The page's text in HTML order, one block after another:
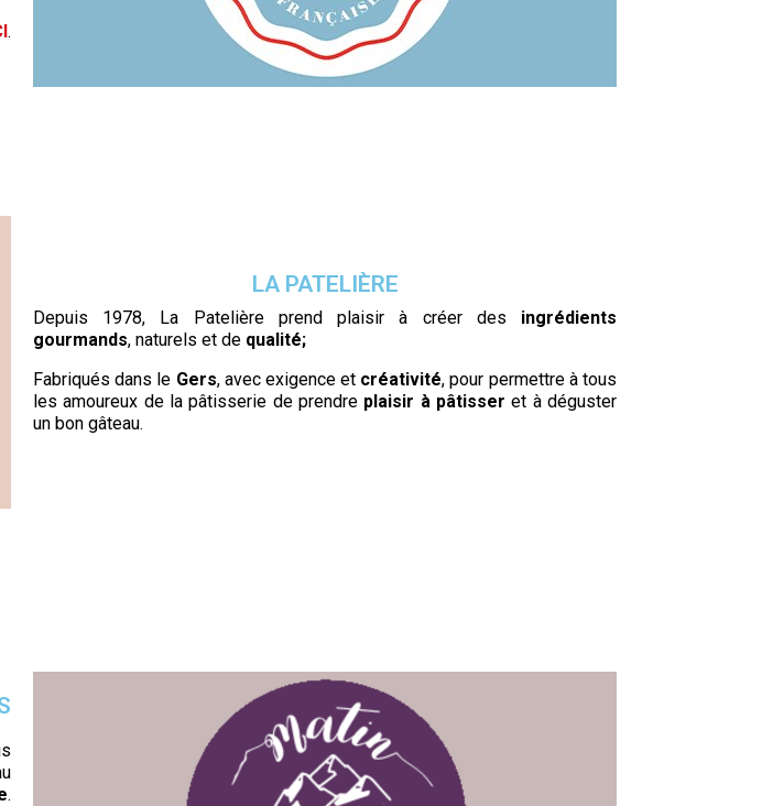
.
.
LA PATELIÈRE
Depuis 1978, La Patelière prend plaisir à créer des ingrédients
gourmands, naturels et de qualité;
Fabriqués dans le Gers, avec exigence et créativité, pour permettre à tous
les amoureux de la pâtisserie de prendre plaisir à pâtisser et à déguster
un bon gâteau.